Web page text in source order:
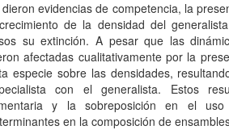
dieron evidencias de competencia, la
de la densidad del
su extinción. A pesar que las
afectadas cualitativamente por la
especie sobre las densidades,
con el generalista. Estos
y la sobreposición en el
en la composición de